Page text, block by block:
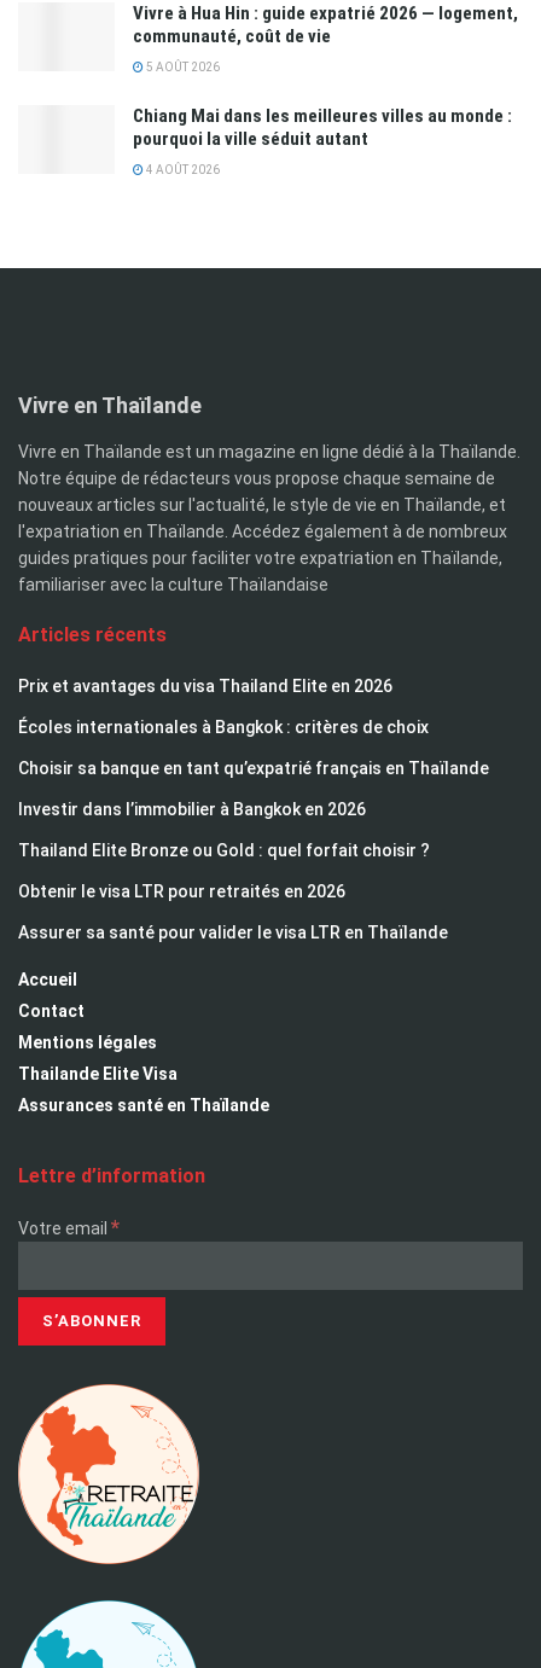
Vivre à Hua Hin : guide expatrié 2026 — logement,
communauté, coût de vie
5 AOÛT 2026
Chiang Mai dans les meilleures villes au monde :
pourquoi la ville séduit autant
4 AOÛT 2026
Vivre en Thaïlande
Vivre en Thaïlande est un magazine en ligne dédié à la Thaïlande.
Notre équipe de rédacteurs vous propose chaque semaine de
nouveaux articles sur l'actualité, le style de vie en Thaïlande, et
l'expatriation en Thaïlande. Accédez également à de nombreux
guides pratiques pour faciliter votre expatriation en Thaïlande,
familiariser avec la culture Thaïlandaise
Articles récents
Prix et avantages du visa Thailand Elite en 2026
Écoles internationales à Bangkok : critères de choix
Choisir sa banque en tant qu’expatrié français en Thaïlande
Investir dans l’immobilier à Bangkok en 2026
Thailand Elite Bronze ou Gold : quel forfait choisir ?
Obtenir le visa LTR pour retraités en 2026
Assurer sa santé pour valider le visa LTR en Thaïlande
Accueil
Contact
Mentions légales
Thailande Elite Visa
Assurances santé en Thaïlande
Lettre d’information
Votre email *